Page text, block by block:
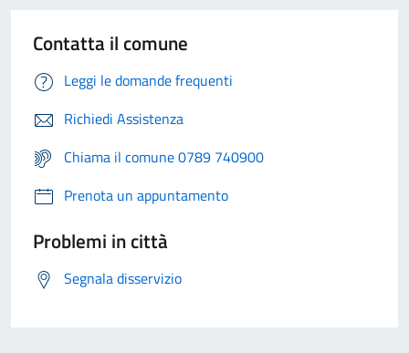
Contatta il comune
Leggi le domande frequenti
Richiedi Assistenza
Chiama il comune 0789 740900
Prenota un appuntamento
Problemi in città
Segnala disservizio